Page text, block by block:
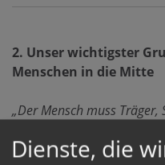
2. Unser wichtigster
Menschen in die Mitte
„Der Mensch muss
XXIII.)2
Dienste, die